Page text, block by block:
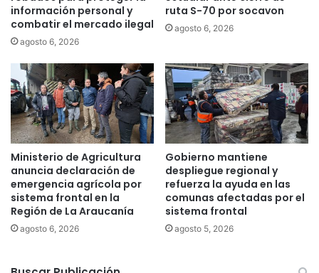
q
u
s
e
t
r
a
t
a
?
información personal y
combatir el mercado ilegal
agosto 6, 2026
ruta S-70 por socavon
agosto 6, 2026
Ministerio de Agricultura
anuncia declaración de
emergencia agrícola por
sistema frontal en la
Región de La Araucanía
agosto 6, 2026
Gobierno mantiene
despliegue regional y
refuerza la ayuda en las
comunas afectadas por el
sistema frontal
agosto 5, 2026